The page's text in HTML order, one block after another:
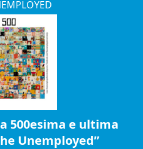
500esima e ultima
Unemployed”